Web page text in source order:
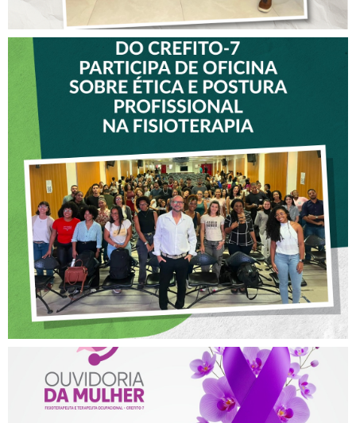
VICE-PRESIDENTE DO
CREFITO-7 PARTICIPA DE
OFICINA SOBRE ÉTICA E
POSTURA PROFISSIONAL
NA FISIOTERAPIA